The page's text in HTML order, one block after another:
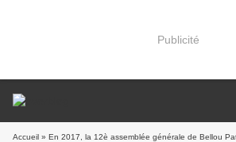
Publicité
Accueil » En 2017, la 12è assemblée générale de Bellou